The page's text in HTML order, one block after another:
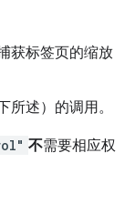
获标签页的缩放
述）的调用。
不需要相应权